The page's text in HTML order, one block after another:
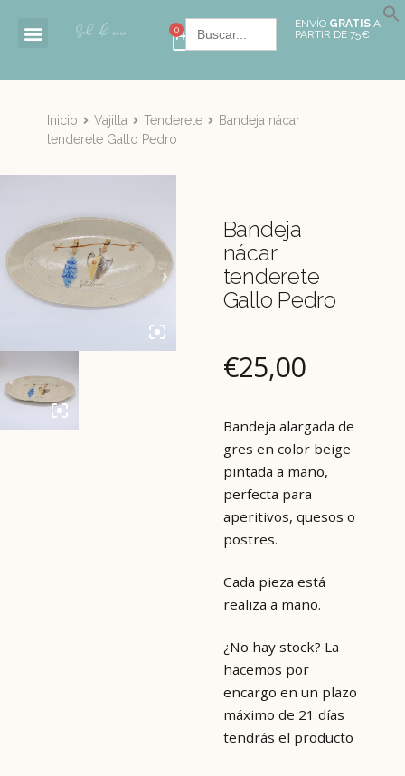
0 Buscar: ENVÍO GRATIS A
PARTIR DE 75€
Inicio Vajilla Tenderete
Bandeja nácar
tenderete Gallo Pedro
Bandeja
nácar
tenderete
Gallo Pedro
€25,00
Bandeja alargada de
gres en color beige
pintada a mano,
perfecta para
aperitivos, quesos o
postres.
Cada pieza está
realiza a mano.
¿No hay stock? La
hacemos por
encargo en un plazo
máximo de 21 días
tendrás el producto